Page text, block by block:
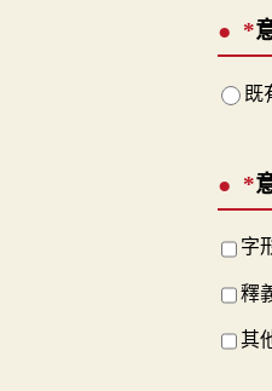
*
既
*
字
釋
其